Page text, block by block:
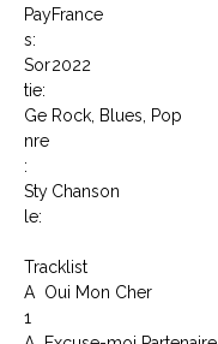
Pay
s:
France
Sor
tie:
2022
Ge
nre
:
Rock, Blues, Pop
Sty
le:
Chanson
Tracklist
A
1
Oui Mon Cher